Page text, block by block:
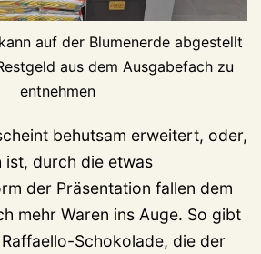
auf der Blumenerde abgestellt
aus dem Ausgabefach zu
entnehmen
behutsam erweitert, oder,
ist, durch die etwas
der Präsentation fallen dem
mehr Waren ins Auge. So gibt
Schokolade, die der